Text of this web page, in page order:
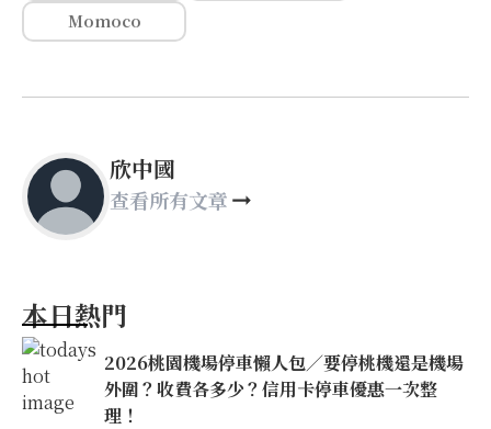
Momoco
欣中國
查看所有文章
本日熱門
2026桃園機場停車懶人包／要停桃機還是機場
外圍？收費各多少？信用卡停車優惠一次整
理！